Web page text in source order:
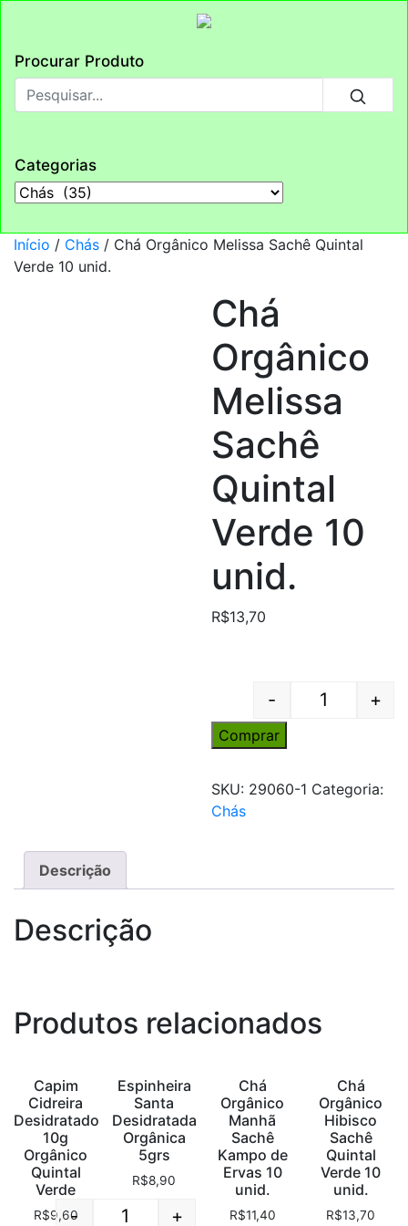
Procurar Produto
Categorias
Início / Chás / Chá Orgânico Melissa Sachê Quintal
Verde 10 unid.
Chá
Orgânico
Melissa
Sachê
Quintal
Verde 10
unid.
R$13,70
Quantity
- +
Comprar
SKU: 29060-1 Categoria:
Chás
Descrição
Descrição
Produtos relacionados
Capim
Cidreira
Desidratado
10g
Orgânico
Quintal
Verde
R$9,60
Espinheira
Santa
Desidratada
Orgânica
5grs
R$8,90
- +
Chá
Orgânico
Manhã
Sachê
Kampo de
Ervas 10
unid.
R$11,40
Chá
Orgânico
Hibisco
Sachê
Quintal
Verde 10
unid.
R$13,70